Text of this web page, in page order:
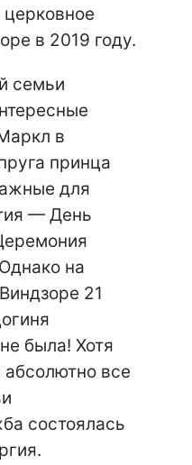
в 2019 году.
семьи
в
принца
для
— День
на
21
была! Хотя
абсолютно все
состоялась